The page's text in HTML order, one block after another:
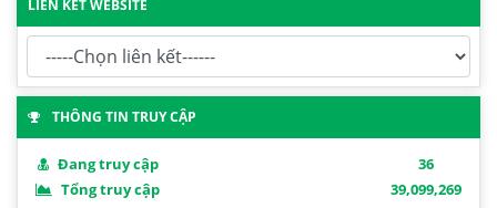
LIÊN KẾT WEBSITE
THÔNG TIN TRUY CẬP
Đang truy cập
Tổng truy cập
36
39,099,269